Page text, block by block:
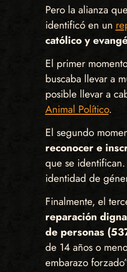
Pero la alianza
identificó en un
católico y
El primer
buscaba llevar a
posible llevar a
Animal Político.
El segundo
reconocer e
que se
identidad de
Finalmente, el
reparación
de personas
de 14 años o
embarazo